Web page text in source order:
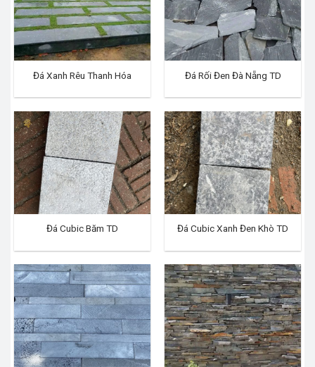
Đá Xanh Rêu Thanh Hóa Đá Rối Đen Đà Nẵng TD
Đá Cubic Băm TD Đá Cubic Xanh Đen Khò TD